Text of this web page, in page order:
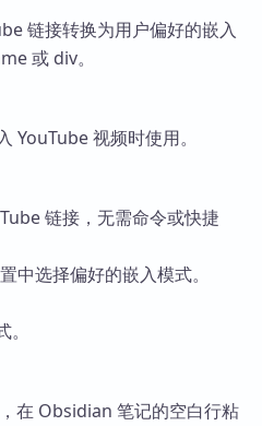
链接转换为用户偏好的嵌入
或 div。
YouTube 视频时使用。
链接，无需命令或快捷
中选择偏好的嵌入模式。
在 Obsidian 笔记的空白行粘